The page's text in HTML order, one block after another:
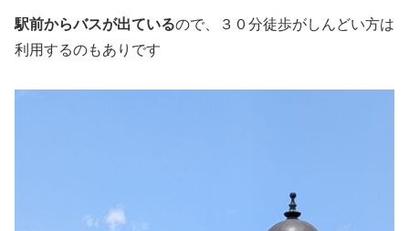
駅前からバスが出ているので、３０分徒歩がしんどい方は
利用するのもありです